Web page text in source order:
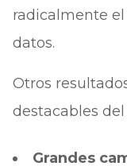
radicalmente
datos.
Otros
destacables
Grandes